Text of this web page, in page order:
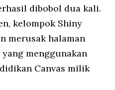
dibobol dua kali.
kelompok Shiny
merusak halaman
menggunakan
Canvas milik